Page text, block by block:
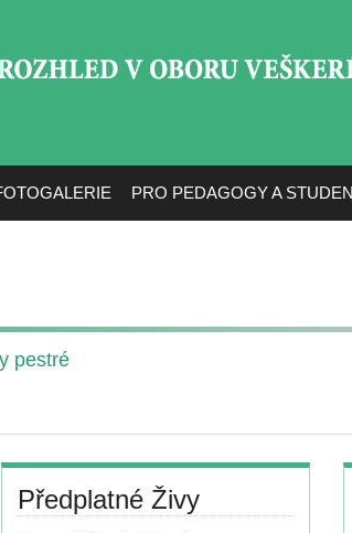
PRO PEDAGOGY A
pestré
Předplatné Živy